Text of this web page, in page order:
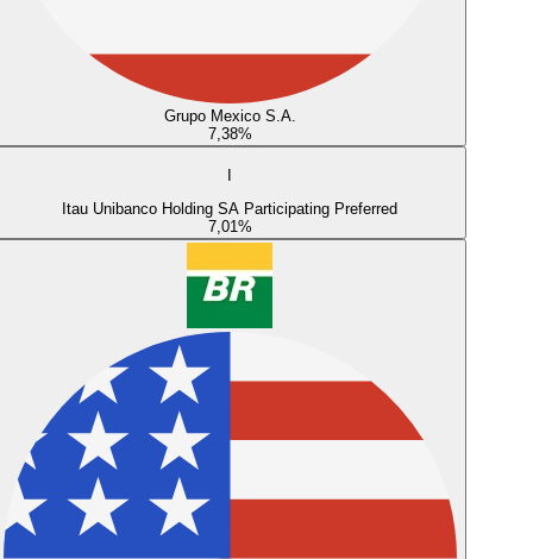
Grupo Mexico S.A.
7,38%
I
Itau Unibanco Holding SA Participating Preferred
7,01%